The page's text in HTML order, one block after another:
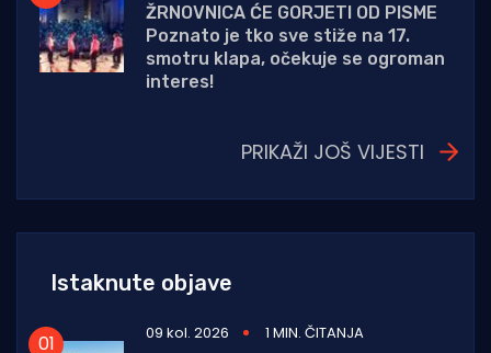
ŽRNOVNICA ĆE GORJETI OD PISME
Poznato je tko sve stiže na 17.
smotru klapa, očekuje se ogroman
interes!
PRIKAŽI JOŠ VIJESTI
Istaknute objave
09 kol. 2026
1 MIN. ČITANJA